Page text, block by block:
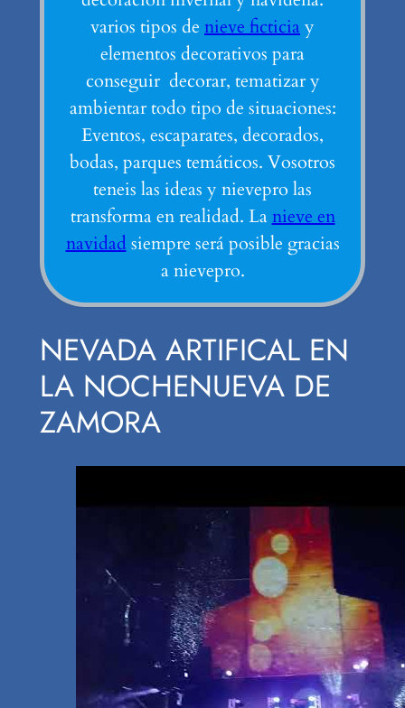
varios tipos de nieve ficticia y
elementos decorativos para
conseguir decorar, tematizar y
ambientar todo tipo de situaciones:
Eventos, escaparates, decorados,
bodas, parques temáticos. Vosotros
teneis las ideas y nievepro las
transforma en realidad. La nieve en
navidad siempre será posible gracias
a nievepro.
NEVADA ARTIFICAL EN
LA NOCHENUEVA DE
ZAMORA